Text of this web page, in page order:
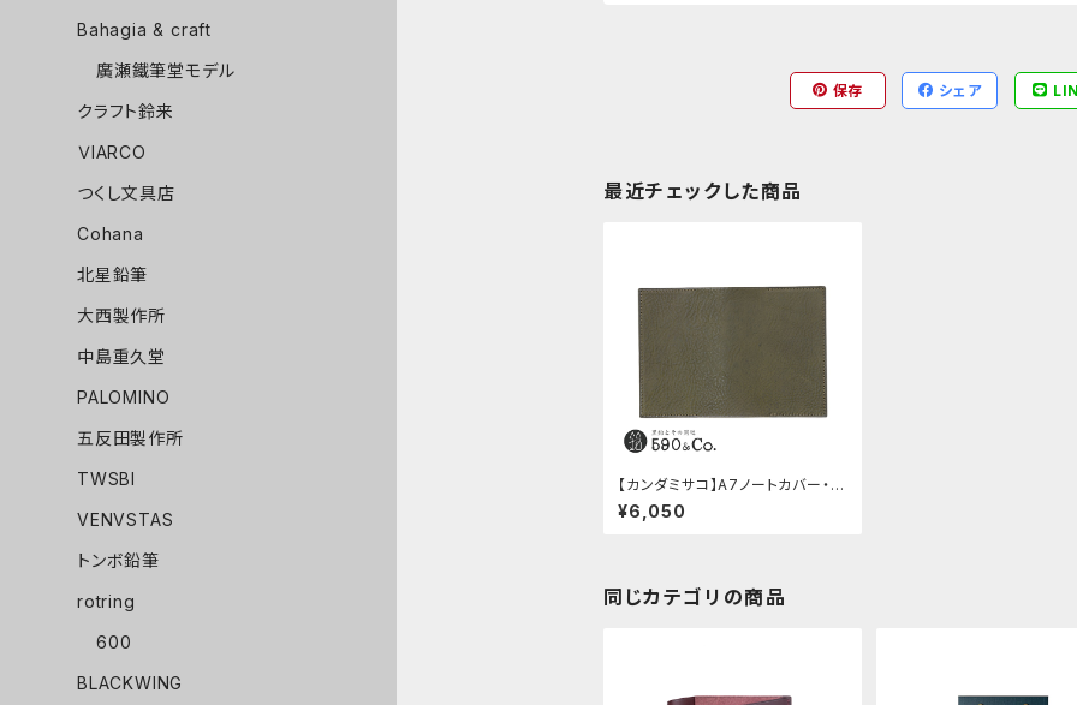
保存 シェア
最近チェックした商品
【カンダミサコ】A7ノートカバー・ミ
ネルバボックス (オリーバ)
¥6,050
同じカテゴリの商品
Bahagia & craft
廣瀬鐵筆堂モデル
クラフト鈴来
ＶIARCO
つくし文具店
Cohana
北星鉛筆
大西製作所
中島重久堂
PALOMINO
五反田製作所
TWSBI
VENVSTAS
トンボ鉛筆
rotring
600
BLACKWING